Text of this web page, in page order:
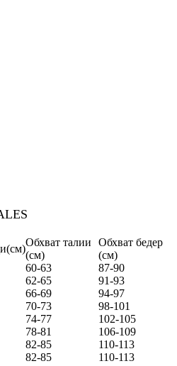
Обхват талии
(см)
Обхват бедер
(см)
60-63
87-90
62-65
91-93
66-69
94-97
70-73
98-101
74-77
102-105
78-81
106-109
82-85
110-113
82-85
110-113